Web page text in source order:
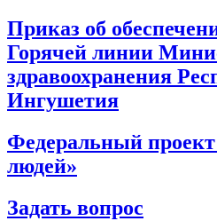
Приказ об
Горячей линии
здравоохранения
Ингушетия
Федеральный проект
людей»
Задать вопрос